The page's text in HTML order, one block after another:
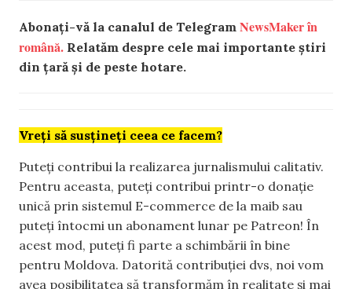
Abonați-vă la canalul de Telegram NewsMaker în
română. Relatăm despre cele mai importante știri
din țară și de peste hotare.
Vreți să susțineți ceea ce facem?
Puteți contribui la realizarea jurnalismului calitativ.
Pentru aceasta, puteți contribui printr-o donație
unică prin sistemul E-commerce de la maib sau
puteți întocmi un abonament lunar pe Patreon! În
acest mod, puteți fi parte a schimbării în bine
pentru Moldova. Datorită contribuției dvs, noi vom
avea posibilitatea să transformăm în realitate și mai